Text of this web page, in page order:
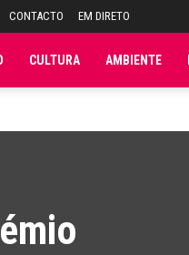
CONTACTO EM DIRETO
CULTURA AMBIENTE